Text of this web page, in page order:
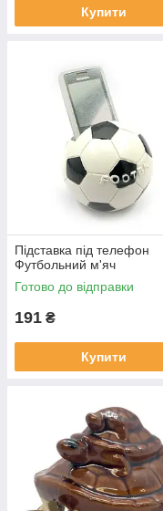
Купити
Підставка під телефон
Футбольний м'яч
Готово до відправки
191 ₴
Купити